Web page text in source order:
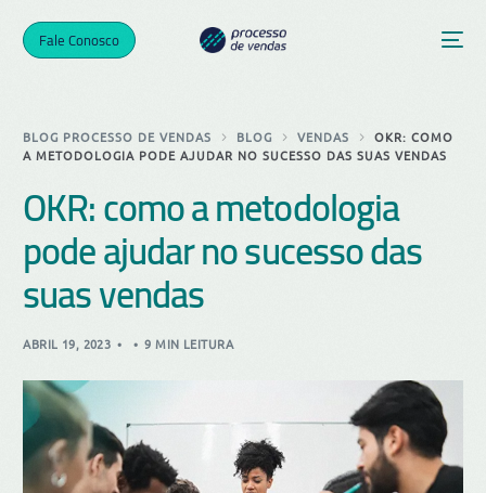
Fale Conosco
BLOG PROCESSO DE VENDAS BLOG VENDAS
OKR: COMO
A METODOLOGIA PODE AJUDAR NO SUCESSO DAS SUAS VENDAS
OKR: como a metodologia
pode ajudar no sucesso das
suas vendas
ABRIL 19, 2023 9 MIN LEITURA